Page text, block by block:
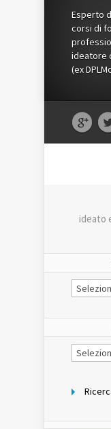
Esperto
corsi di
ideatore
(ex
ideato
Le
Notizie
Notizie
per